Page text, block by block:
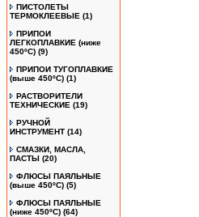
ПИСТОЛЕТЫ
ТЕРМОКЛЕЕВЫЕ (1)
ПРИПОИ
ЛЕГКОПЛАВКИЕ (ниже
450ºС) (9)
ПРИПОИ ТУГОПЛАВКИЕ
(выше 450ºС) (1)
РАСТВОРИТЕЛИ
ТЕХНИЧЕСКИЕ (19)
РУЧНОЙ
ИНСТРУМЕНТ (14)
СМАЗКИ, МАСЛА,
ПАСТЫ (20)
ФЛЮСЫ ПАЯЛЬНЫЕ
(выше 450ºC) (5)
ФЛЮСЫ ПАЯЛЬНЫЕ
(ниже 450ºC) (64)